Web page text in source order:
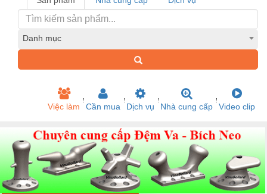
Danh mục
Việc làm Cần mua Dịch vụ Nhà cung cấp Video clip